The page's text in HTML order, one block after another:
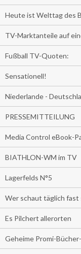
Heute ist Welttag des
TV-Marktanteile auf
Fußball TV-Quoten:
Sensationell!
Niederlande -
PRESSEMITTEILUNG
Media Control eBook-
BIATHLON-WM im TV
Lagerfelds N°5
Wer schaut täglich fast
Es Pilchert allerorten
Geheime Promi-